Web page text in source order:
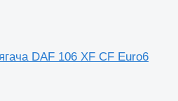
DAF 106 XF CF Euro6